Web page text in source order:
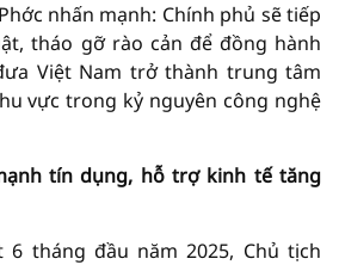
nhấn mạnh: Chính phủ sẽ tiếp
tháo gỡ rào cản để đồng hành
Việt Nam trở thành trung tâm
vực trong kỷ nguyên công nghệ
tín dụng, hỗ trợ kinh tế tăng
6 tháng đầu năm 2025, Chủ tịch